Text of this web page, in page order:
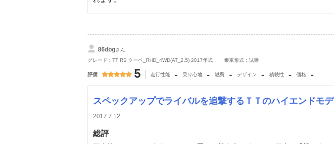
86dogさん
グレード：TT RS クーペ_RHD_4WD(AT_2.5) 2017年式
乗車形式：試乗
評価 5 走行性能 - 乗り心地 - 燃費 - デザイン - 積載性 - 価格 -
スペックアップでライバルを追撃するＴＴのハイエンドモ
2017.7.12
総評